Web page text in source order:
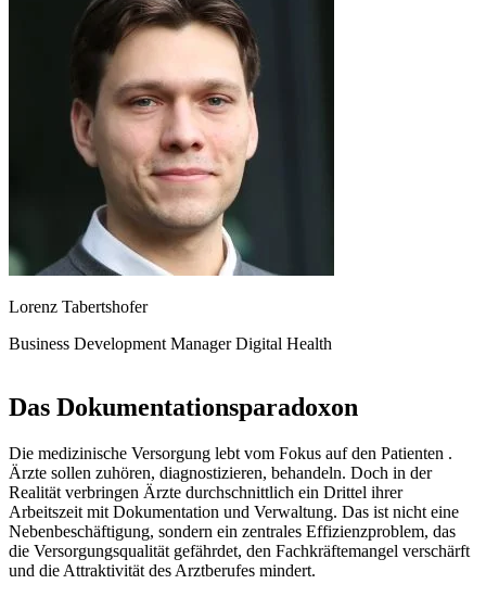
Lorenz Tabertshofer
Business Development Manager Digital Health
Das Dokumentationsparadoxon
Die medizinische Versorgung lebt vom Fokus auf den Patienten .
Ärzte sollen zuhören, diagnostizieren, behandeln. Doch in der
Realität verbringen Ärzte durchschnittlich ein Drittel ihrer
Arbeitszeit mit Dokumentation und Verwaltung. Das ist nicht eine
Nebenbeschäftigung, sondern ein zentrales Effizienzproblem, das
die Versorgungsqualität gefährdet, den Fachkräftemangel verschärft
und die Attraktivität des Arztberufes mindert.